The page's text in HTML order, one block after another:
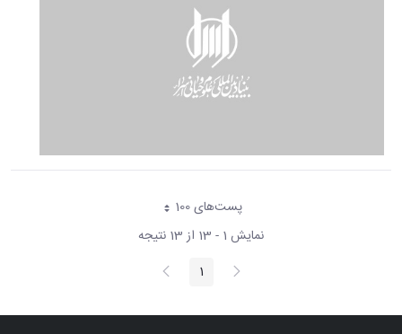
پست‌‌های 100هر صفحه
نمایش 1 - 13 از 13 نتیجه
پیغام
قبلی صفحه1 صفحه
بعد